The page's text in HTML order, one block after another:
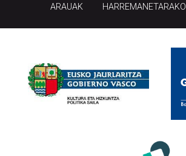
ARAUAK HARREMANETARAKO